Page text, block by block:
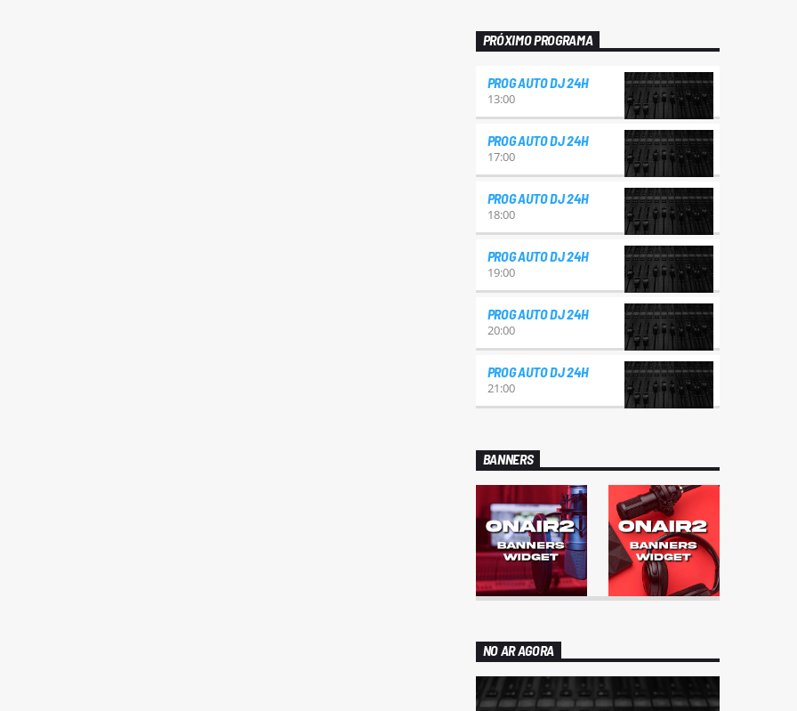
PRÓXIMO PROGRAMA
PROG AUTO DJ 24H
13:00
PROG AUTO DJ 24H
17:00
PROG AUTO DJ 24H
18:00
PROG AUTO DJ 24H
19:00
PROG AUTO DJ 24H
20:00
PROG AUTO DJ 24H
21:00
BANNERS
NO AR AGORA